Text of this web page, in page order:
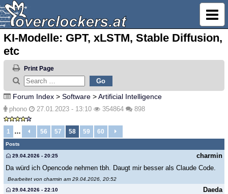
KI-Modelle: GPT, xLSTM, Stable Diffusion,
etc
Print Page
Forum Index > Software >Artificial Intelligence
phono 27.01.2023 - 13:10 354864 898
1 … 56 57 58 59 60
Posts
charmin
29.04.2026 - 20:25
Da würd ich Opencode nehmen tbh. Daugt mir besser als Claude Code.
Bearbeitet von charmin am 29.04.2026, 20:52
Daeda
29.04.2026 - 22:10